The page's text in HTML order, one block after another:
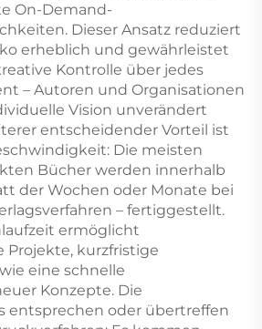
On-Demand-
Dieser Ansatz reduziert
erheblich und gewährleistet
Kontrolle über jedes
– Autoren und Organisationen
Vision unverändert
entscheidender Vorteil ist
Die meisten
Bücher werden innerhalb
der Wochen oder Monate bei
– fertiggestellt.
ermöglicht
kurzfristige
eine schnelle
Konzepte. Die
entsprechen oder übertreffen